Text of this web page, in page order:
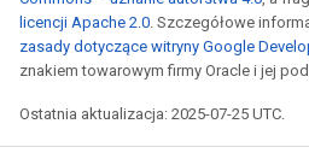
licencji Apache 2.0 . Szczegółowe
zasady dotyczące witryny Google
znakiem towarowym firmy Oracle i jej
Ostatnia aktualizacja: 2025-07-25 UTC.